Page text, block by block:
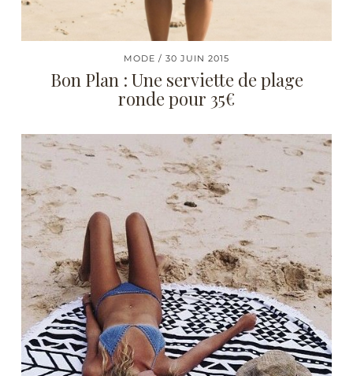
MODE 30 JUIN 2015
Bon Plan : Une serviette de plage
ronde pour 35€